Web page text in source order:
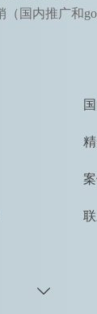
国内推广和
